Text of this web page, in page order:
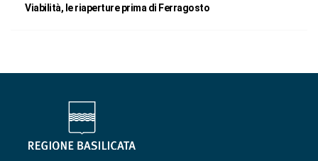
Viabilità, le riaperture prima di Ferragosto